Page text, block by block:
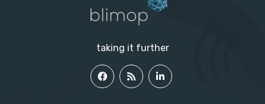
taking it further